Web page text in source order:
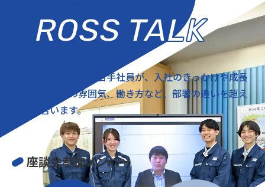
CROSS TALK
昭和丸筒で活躍中の若手社員が、 入社のきっかけや成長
の実感、職場の雰囲気、働き方など、部署の違いを超え
て語り合います。
座談会参加メンバー